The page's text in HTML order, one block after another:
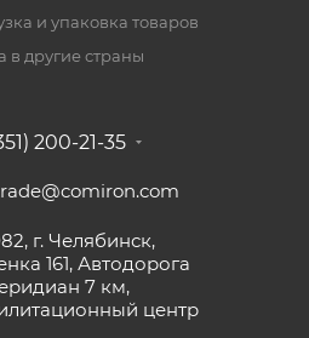
и упаковка товаров
в другие страны
200-21-35
г. Челябинск,
161, Автодорога
7 км,
центр